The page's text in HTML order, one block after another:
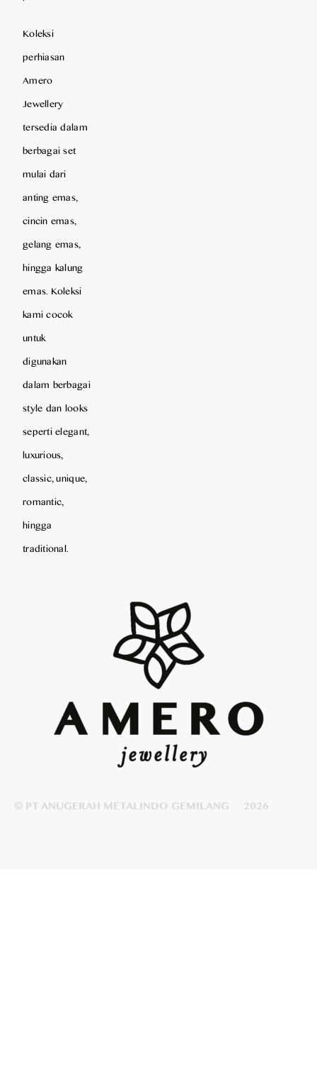
Koleksi
perhiasan
Amero
Jewellery
tersedia dalam
berbagai set
mulai dari
anting emas,
cincin emas,
gelang emas,
hingga kalung
emas. Koleksi
kami cocok
untuk
digunakan
dalam berbagai
style dan looks
seperti elegant,
luxurious,
classic, unique,
romantic,
hingga
traditional.
© PT ANUGERAH METALINDO GEMILANG 2026